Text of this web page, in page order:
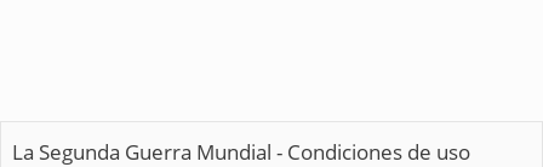
La Segunda Guerra Mundial - Condiciones de uso